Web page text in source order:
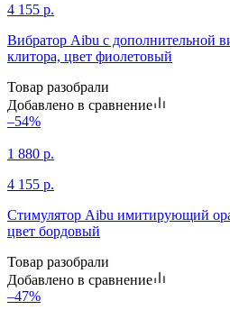
4 155 р.
Вибратор Aibu с дополнительной
клитора, цвет фиолетовый
Товар разобрали
Добавлено в сравнение
–54%
1 880 р.
4 155 р.
Стимулятор Aibu имитирующий
цвет бордовый
Товар разобрали
Добавлено в сравнение
–47%